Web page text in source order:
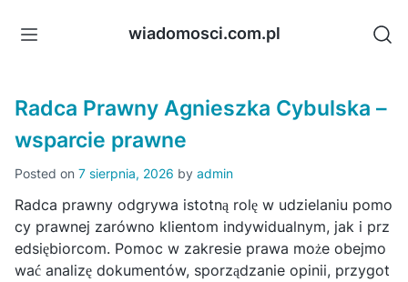
wiadomosci.com.pl
Radca Prawny Agnieszka Cybulska –
wsparcie prawne
Posted on 7 sierpnia, 2026 by admin
Radca prawny odgrywa istotną rolę w udzielaniu pomo
cy prawnej zarówno klientom indywidualnym, jak i prz
edsiębiorcom. Pomoc w zakresie prawa może obejmo
wać analizę dokumentów, sporządzanie opinii, przygot